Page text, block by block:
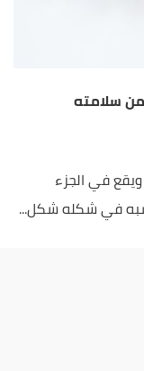
سلامته
في الجزء
في شكله شكل...